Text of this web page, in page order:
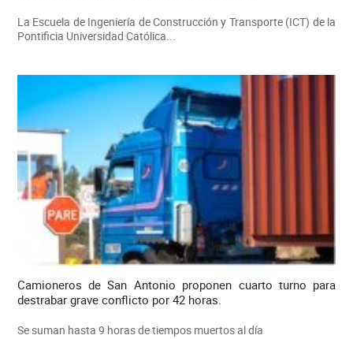
La Escuela de Ingeniería de Construcción y Transporte (ICT) de la
Pontificia Universidad Católica...
Camioneros de San Antonio proponen cuarto turno para
destrabar grave conflicto por 42 horas.
Se suman hasta 9 horas de tiempos muertos al día